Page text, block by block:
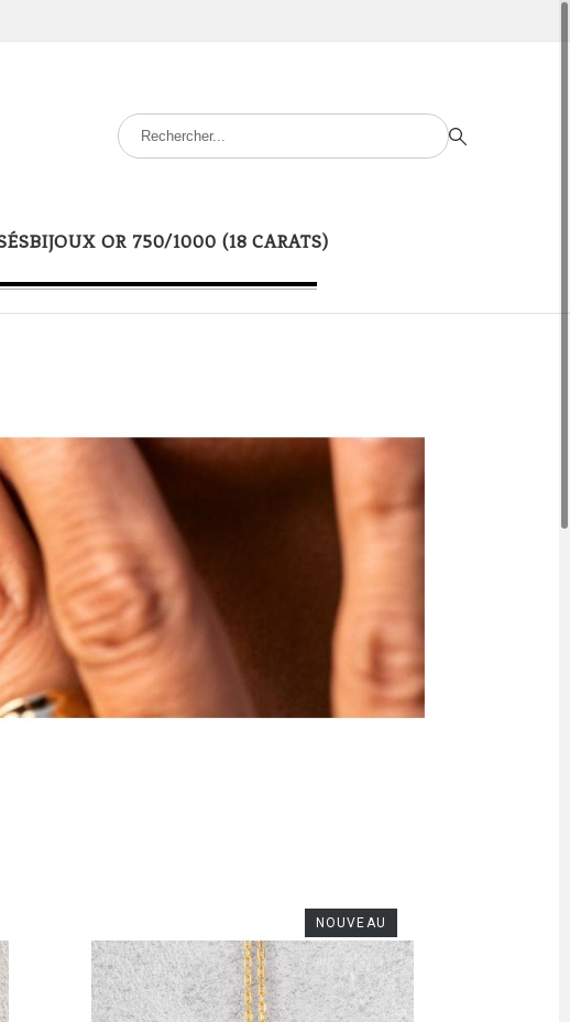
BIJOUX OR 750/1000 (18 CARATS)
NOUVEAU